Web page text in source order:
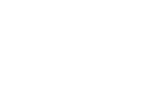
打开，但是项目页面